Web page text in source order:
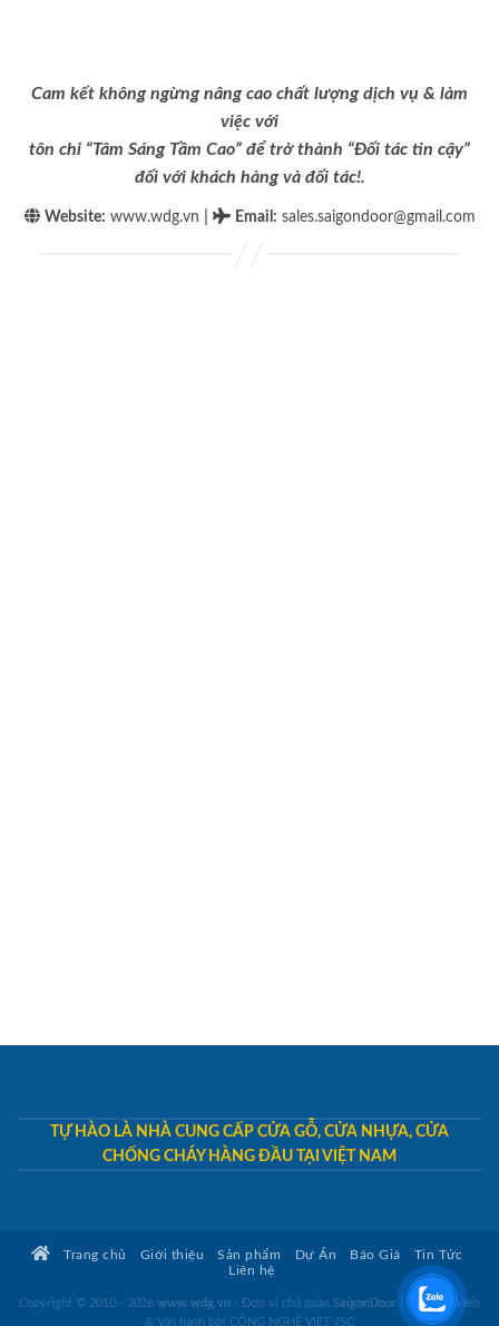
Cam kết không ngừng nâng cao chất lượng dịch vụ & làm
việc với
tôn chỉ “Tâm Sáng Tầm Cao” để trở thành “Đối tác tin cậy”
đối với khách hàng và đối tác!.
Website: www.wdg.vn Email : sales.saigondoor@gmail.com
TỰ HÀO LÀ NHÀ CUNG CẤP CỬA GỖ, CỬA NHỰA, CỬA
CHỐNG CHÁY HÀNG ĐẦU TẠI VIỆT NAM
Trang chủ Giới thiệu Sản phẩm Dự Án Báo Giá
Tin Tức
Liên hệ
Copyright © 2010 - 2026 www.wdg.vn - Đơn vị chủ quản SaigonDoor
Thiết kế Web
& Vận hành bởi CÔNG NGHỆ VIỆT JSC